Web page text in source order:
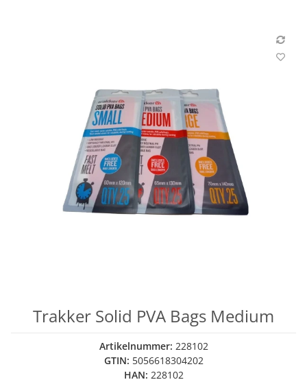
Trakker Solid PVA Bags Medium
Artikelnummer: 228102
GTIN: 5056618304202
HAN: 228102